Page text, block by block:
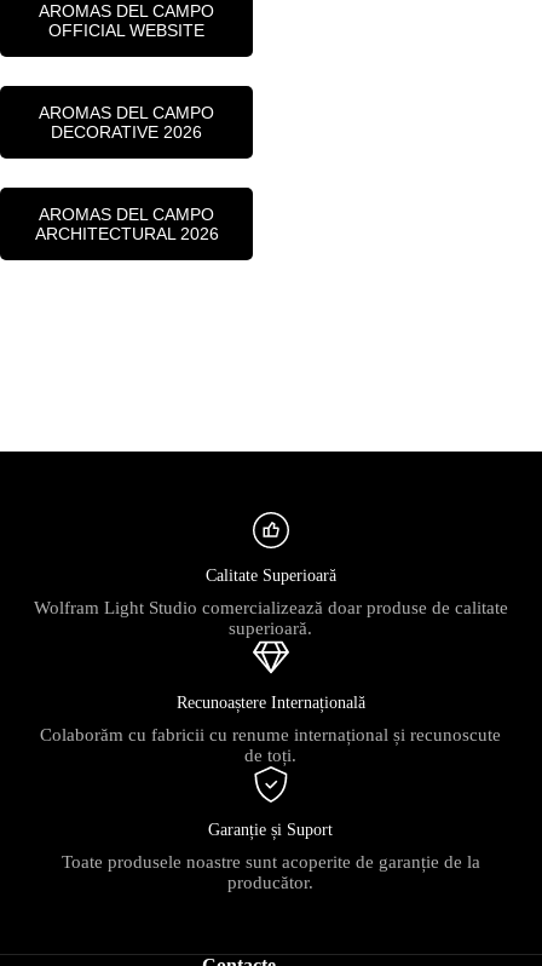
AROMAS DEL CAMPO
OFFICIAL WEBSITE
AROMAS DEL CAMPO
DECORATIVE 2026
AROMAS DEL CAMPO
ARCHITECTURAL 2026
Calitate Superioară
Wolfram Light Studio comercializează doar produse de calitate
superioară.
Recunoaștere Internațională
Colaborăm cu fabricii cu renume internațional și recunoscute
de toți.
Garanție și Suport
Toate produsele noastre sunt acoperite de garanție de la
producător.